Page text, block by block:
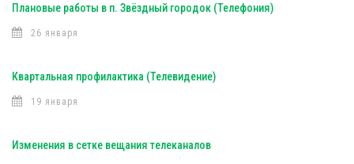
Плановые работы в п. Звёздный городок (Телефония)
26 января
Квартальная профилактика (Телевидение)
19 января
Изменения в сетке вещания телеканалов